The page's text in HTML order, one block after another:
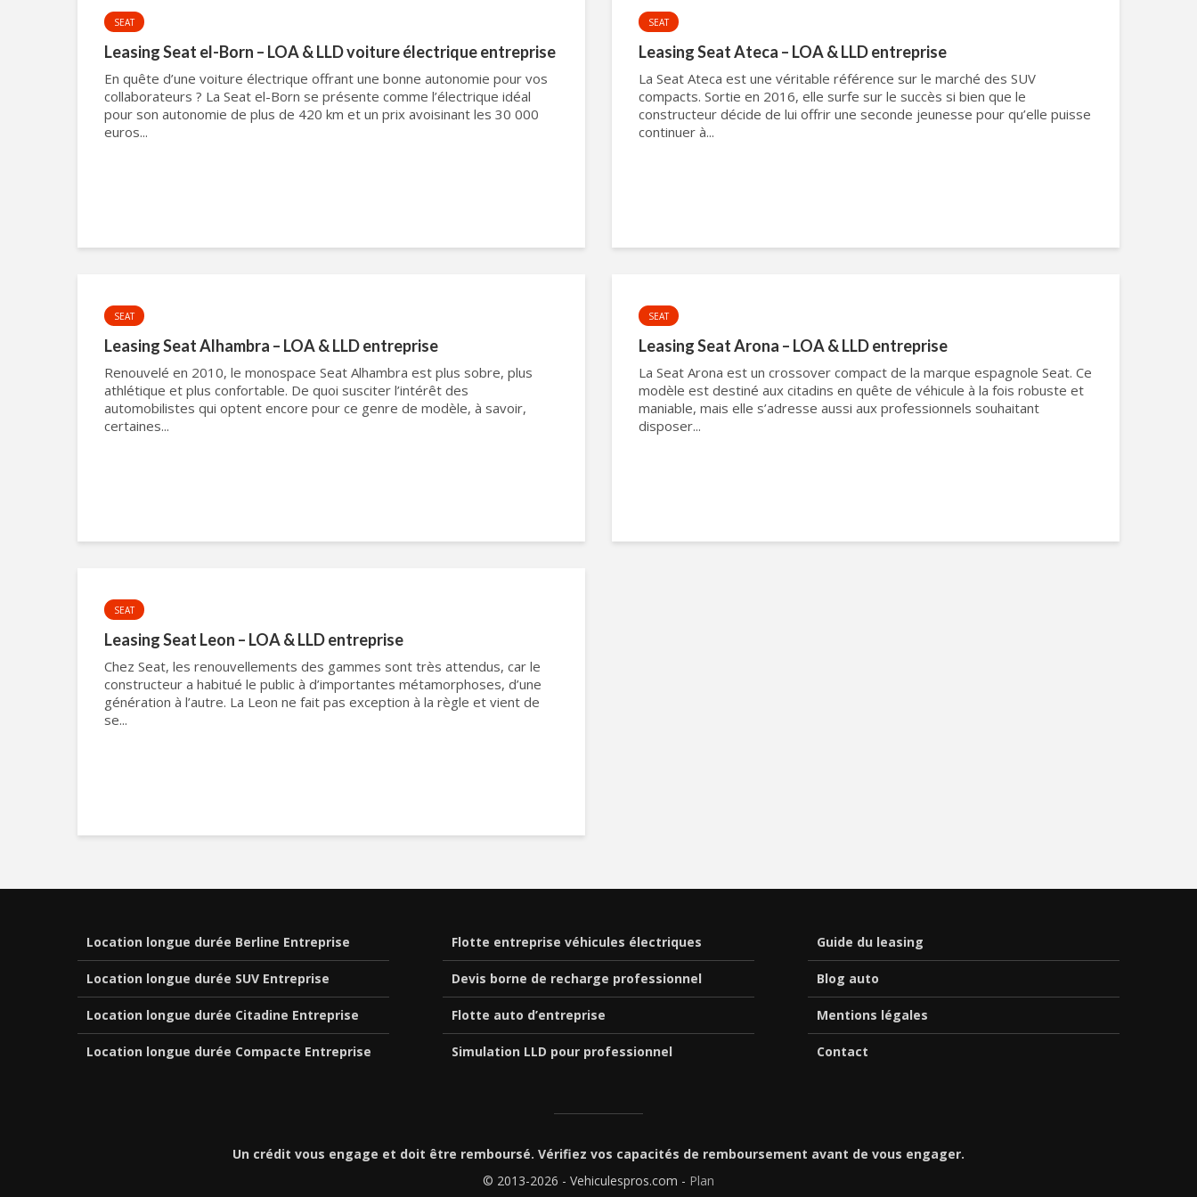
SEAT
Leasing Seat el-Born – LOA & LLD voiture électrique entreprise
En quête d’une voiture électrique offrant une bonne autonomie pour vos
collaborateurs ? La Seat el-Born se présente comme l’électrique idéal
pour son autonomie de plus de 420 km et un prix avoisinant les 30 000
euros...
SEAT
Leasing Seat Ateca – LOA & LLD entreprise
La Seat Ateca est une véritable référence sur le marché des SUV
compacts. Sortie en 2016, elle surfe sur le succès si bien que le
constructeur décide de lui offrir une seconde jeunesse pour qu’elle puisse
continuer à...
SEAT
Leasing Seat Alhambra – LOA & LLD entreprise
Renouvelé en 2010, le monospace Seat Alhambra est plus sobre, plus
athlétique et plus confortable. De quoi susciter l’intérêt des
automobilistes qui optent encore pour ce genre de modèle, à savoir,
certaines...
SEAT
Leasing Seat Arona – LOA & LLD entreprise
La Seat Arona est un crossover compact de la marque espagnole Seat. Ce
modèle est destiné aux citadins en quête de véhicule à la fois robuste et
maniable, mais elle s’adresse aussi aux professionnels souhaitant
disposer...
SEAT
Leasing Seat Leon – LOA & LLD entreprise
Chez Seat, les renouvellements des gammes sont très attendus, car le
constructeur a habitué le public à d’importantes métamorphoses, d’une
génération à l’autre. La Leon ne fait pas exception à la règle et vient de
se...
Location longue durée Berline Entreprise
Location longue durée SUV Entreprise
Location longue durée Citadine Entreprise
Location longue durée Compacte Entreprise
Flotte entreprise véhicules électriques
Devis borne de recharge professionnel
Flotte auto d’entreprise
Simulation LLD pour professionnel
Guide du leasing
Blog auto
Mentions légales
Contact
Un crédit vous engage et doit être remboursé. Vérifiez vos capacités de remboursement avant de vous engager.
© 2013-2026 - Vehiculespros.com - Plan